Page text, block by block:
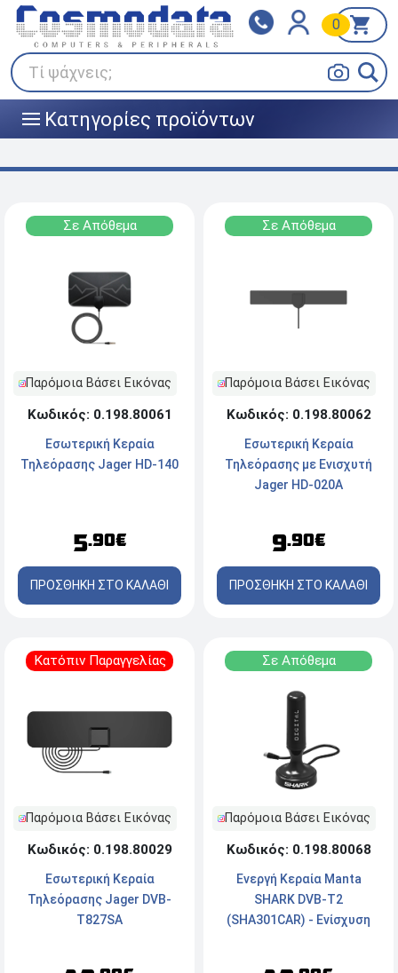
Τί ψάχνεις;
0
||| Κατηγορίες προϊόντων
Klarna
Πληρώστε σε 3
άτοκες δόσεις
BOX NOW
Σε Απόθεμα
Παρόμοια Βάσει Εικόνας
Κωδικός: 0.198.80061
Εσωτερική Κεραία
Τηλεόρασης Jager HD-140
5.90€
ΠΡΟΣΘΗΚΗ ΣΤΟ ΚΑΛΑΘΙ
Σε Απόθεμα
Παρόμοια Βάσει Εικόνας
Κωδικός: 0.198.80062
Εσωτερική Κεραία
Τηλεόρασης με Ενισχυτή
Jager HD-020A
9.90€
ΠΡΟΣΘΗΚΗ ΣΤΟ ΚΑΛΑΘΙ
Κατόπιν Παραγγελίας
Παρόμοια Βάσει Εικόνας
Κωδικός: 0.198.80029
Εσωτερική Κεραία
Τηλεόρασης Jager DVB-
T827SA
Σε Απόθεμα
Παρόμοια Βάσει Εικόνας
Κωδικός: 0.198.80068
Ενεργή Κεραία Manta
SHARK DVB-T2
(SHA301CAR) - Ενίσχυση